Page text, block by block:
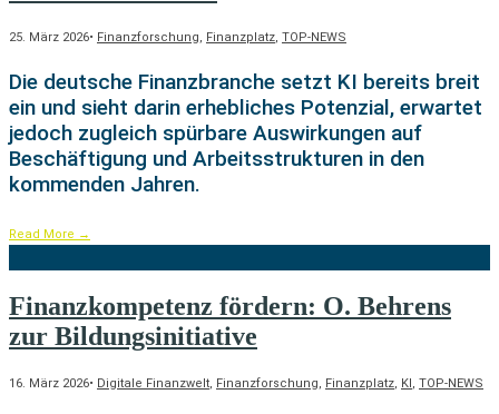
25. März 2026• Finanzforschung Finanzplatz TOP-NEWS
Die deutsche Finanzbranche setzt KI bereits breit
ein und sieht darin erhebliches Potenzial, erwartet
jedoch zugleich spürbare Auswirkungen auf
Beschäftigung und Arbeitsstrukturen in den
kommenden Jahren.
Read More →
Finanzkompetenz fördern: O. Behrens
zur Bildungsinitiative
16. März 2026• Digitale Finanzwelt, Finanzforschung, Finanzplatz, KI , TOP-NEWS